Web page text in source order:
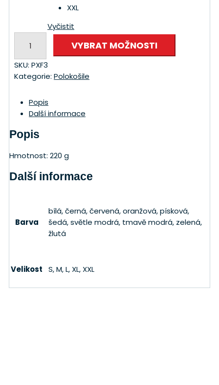
XXL
Vyčistit
PIQUE
220
množství
VYBRAT MOŽNOSTI
SKU: PXF3
Kategorie: Polokošile
Popis
Další informace
Popis
Hmotnost: 220 g
Další informace
Barva
bílá, černá, červená, oranžová, písková,
šedá, světle modrá, tmavě modrá, zelená,
žlutá
Velikost S, M, L, XL, XXL